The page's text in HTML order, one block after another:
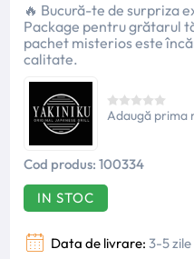
🔥 Bucură-te de surpriza
Package pentru grătarul
pachet misterios este
calitate.
Adaugă prima
Cod produs: 100334
IN STOC
Data de livrare: 3-5 zile